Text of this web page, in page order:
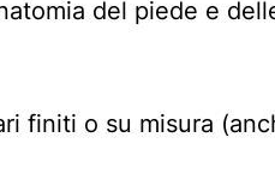
del piede e
finiti o su misura